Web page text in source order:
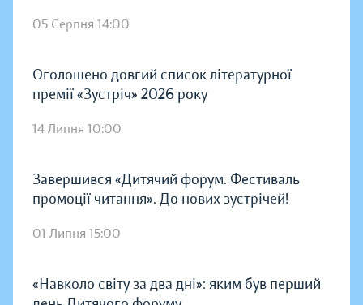
05 Серпня 14:00
Оголошено довгий список літературної
премії «Зустріч» 2026 року
14 Липня 10:00
Завершився «Дитячий форум. Фестиваль
промоції читання». До нових зустрічей!
01 Липня 15:00
«Навколо світу за два дні»: яким був перший